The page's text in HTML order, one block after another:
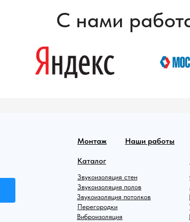
С нами
Каталог
Звукоизоляция стен
Звукоизоляция полов
Звукоизоляция потолков
Перегородки
Виброизоляция
Монтаж Наши работы